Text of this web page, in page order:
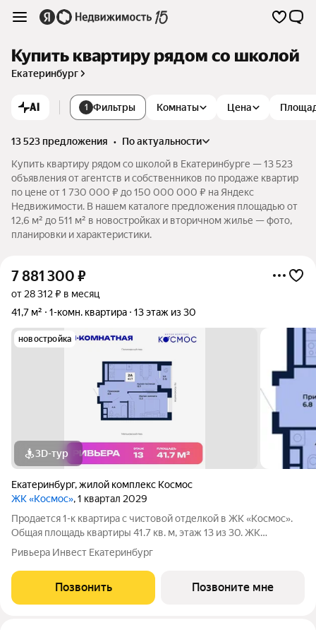
Купить квартиру рядом со школой
Екатеринбург
AI 1 Фильтры Комнаты Цена
13 523 предложения •
по актуальности
Купить квартиру рядом со школой в Екатеринбурге — 13 523
объявления от агентств и собственников по продаже квартир
по цене от 1 730 000 ₽ до 150 000 000 ₽ на Яндекс
Недвижимости. В нашем каталоге предложения площадью от
12,6 м² до 511 м² в новостройках и вторичном жилье — фото,
планировки и характеристики.
7 881 300 ₽
от 28 312 ₽ в месяц
41,7 м²
1-комн. квартира 13 этаж из 30
новостройка
3D-тур
Екатеринбург,жилой комплекс Космос
ЖК «Космос», 1 квартал 2029
Продается 1-к квартира с чистовой отделкой в ЖК «Космос».
Общая площадь квартиры 41.7 кв. м, этаж 13 из 30. ЖК
«Космос» современный жилой квартал на проспекте
Космонавтов в Екатеринбурге. Проект объединяет восемь
домов с выразительной архитектурой
Ривьера Инвест Екатеринбург
Позвонить Позвоните мне